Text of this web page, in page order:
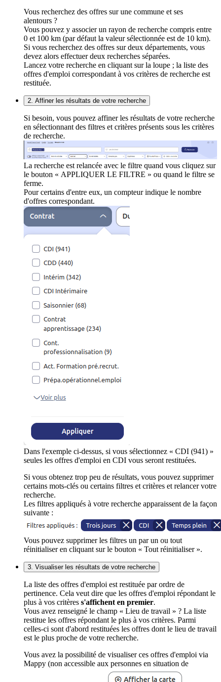
Vous recherchez des offres sur une commune et ses
alentours ?
Vous pouvez y associer un rayon de recherche compris entre
0 et 100 km (par défaut la valeur sélectionnée est de 10 km).
Si vous recherchez des offres sur deux départements, vous
devez alors effectuer deux recherches séparées.
Lancez votre recherche en cliquant sur la loupe ; la liste des
offres d'emploi correspondant à vos critères de recherche est
restituée.
2. Affiner les résultats de votre recherche
Si besoin, vous pouvez affiner les résultats de votre recherche
en sélectionnant des filtres et critères présents sous les critères
de recherche.
La recherche est relancée avec le filtre quand vous cliquez sur
le bouton « APPLIQUER LE FILTRE » ou quand le filtre se
ferme.
Pour certains d'entre eux, un compteur indique le nombre
d'offres correspondant.
Dans l'exemple ci-dessus, si vous sélectionnez « CDI (941) »
seules les offres d'emploi en CDI vous seront restituées.
Si vous obtenez trop peu de résultats, vous pouvez supprimer
certains mots-clés ou certains filtres et critères et relancer votre
recherche.
Les filtres appliqués à votre recherche apparaissent de la façon
suivante :
Vous pouvez supprimer les filtres un par un ou tout
réinitialiser en cliquant sur le bouton « Tout réinitialiser ».
3. Visualiser les résultats de votre recherche
La liste des offres d'emploi est restituée par ordre de
pertinence. Cela veut dire que les offres d'emploi répondant le
plus à vos critères s'affichent en premier.
Vous avez renseigné le champ « Lieu de travail » ? La liste
restitue les offres répondant le plus à vos critères. Parmi
celles-ci sont d'abord restituées les offres dont le lieu de travail
est le plus proche de votre recherche.
Vous avez la possibilité de visualiser ces offres d'emploi via
Mappy (non accessible aux personnes en situation de